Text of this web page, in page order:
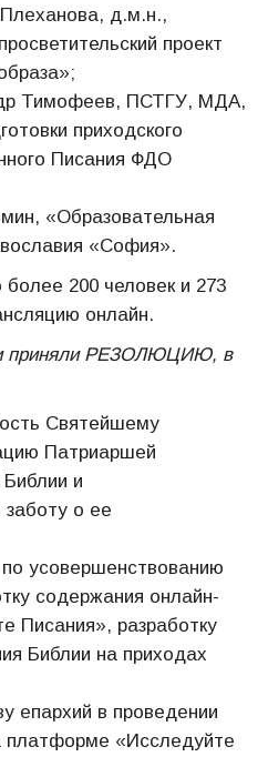
д.м.н.,
проект
Тимофеев, ПСТГУ, МДА,
приходского
Писания ФДО
«Образовательная
«София».
200 человек и 273
онлайн.
приняли РЕЗОЛЮЦИЮ, в
Святейшему
Патриаршей
и
заботу о ее
усовершенствованию
содержания онлайн-
Писания», разработку
Библии на приходах
епархий в проведении
платформе «Исследуйте